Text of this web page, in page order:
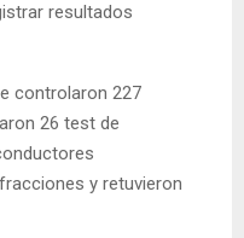
resultados
controlaron 227
26 test de
y retuvieron